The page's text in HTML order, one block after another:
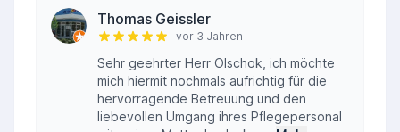
Thomas Geissler
vor 3 Jahren
Sehr geehrter Herr Olschok, ich möchte
mich hiermit nochmals aufrichtig für die
hervorragende Betreuung und den
liebevollen Umgang ihres Pflegepersonal